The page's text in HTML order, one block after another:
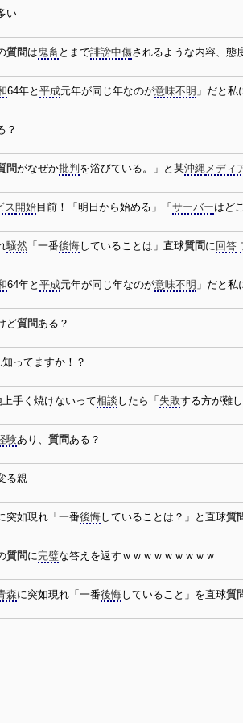
い
質問は 鬼畜とまで誹謗中傷されるような内容、態
64年と 平成元年が同じ年なのが意味不明 」だと私
？
問がなぜか批判 を浴びている。」と某沖縄メディ
ス開始目前！「明日から始める」「 サーバーはど
騒然 「一番後悔していることは」直球質問に 回答
64年と 平成元年が同じ年なのが意味不明 」だと私
ど質問ある？
ってますか！？
手く焼けないって相談 したら「 失敗する方が難
験あり、 質問ある？
る親
突如現れ「一番後悔していることは？」と直球質
質問に完璧な答えを返すｗｗｗｗｗｗｗｗｗ
森に突如現れ「一番後悔していること」を直球質